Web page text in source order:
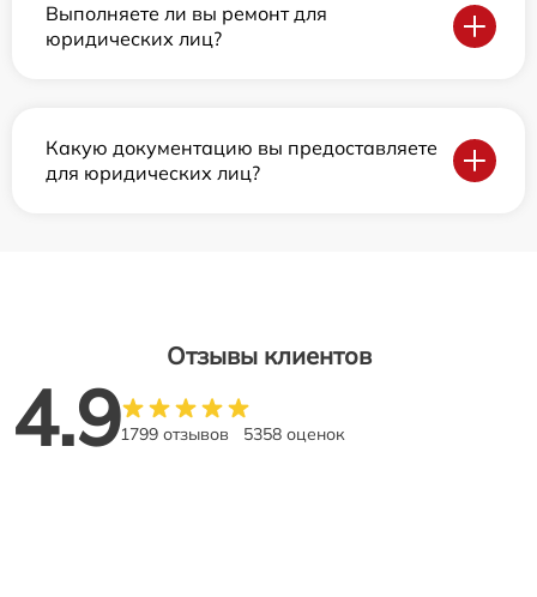
Выполняете ли вы ремонт для
юридических лиц?
Какую документацию вы предоставляете
для юридических лиц?
Отзывы клиентов
4.91799 отзывов 5358 оценок